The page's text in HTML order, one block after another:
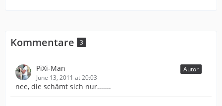
Kommentare 3
PiXi-Man
June 13, 2011 at 20:03
Autor
nee, die schämt sich nur.......